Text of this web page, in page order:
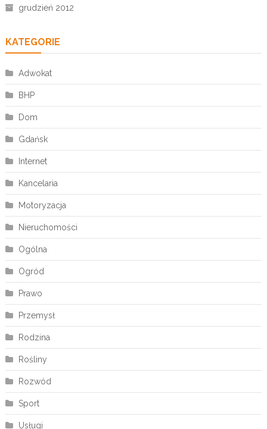
grudzień 2012
KATEGORIE
Adwokat
BHP
Dom
Gdańsk
Internet
Kancelaria
Motoryzacja
Nieruchomości
Ogólna
Ogród
Prawo
Przemysł
Rodzina
Rośliny
Rozwód
Sport
Usługi